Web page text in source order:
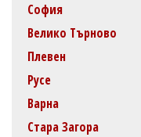
София
Велико Търново
Плевен
Русе
Варна
Стара Загора